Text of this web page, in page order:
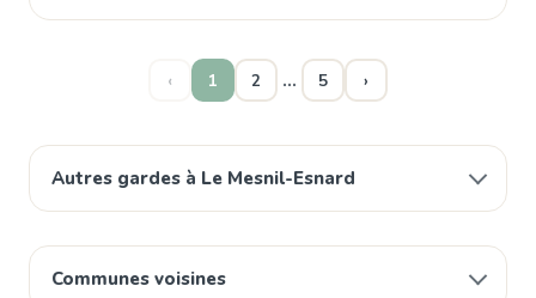
Autres gardes à Le Mesnil-Esnard
Communes voisines
‹ 1 2 … 5 ›